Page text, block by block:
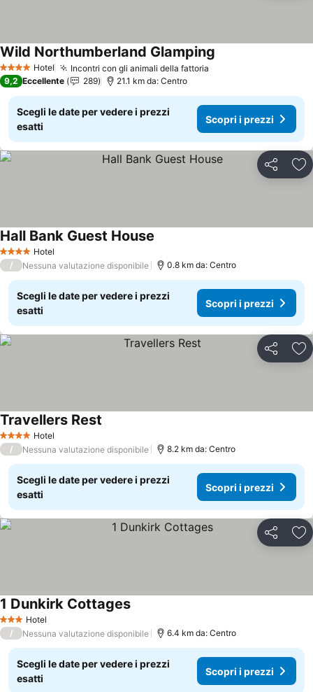
4 Stelle Hotel Incontri con gli animali della fattoria
Wild Northumberland Glamping
9,2 Eccellente 289 21.1 km da: Centro
Scegli le date per vedere i prezzi
esatti
Scopri i prezzi
Condividi
4 Stelle Hotel
Hall Bank Guest House
/ Nessuna valutazione disponibile 0.8 km da: Centro
Scegli le date per vedere i prezzi
esatti
Scopri i prezzi
Condividi
4 Stelle Hotel
Travellers Rest
/ Nessuna valutazione disponibile 8.2 km da: Centro
Scegli le date per vedere i prezzi
esatti
Scopri i prezzi
Condividi
3 StelleHotel
1 Dunkirk Cottages
/ Nessuna valutazione disponibile 6.4 km da: Centro
Scegli le date per vedere i prezzi
esatti
Scopri i prezzi